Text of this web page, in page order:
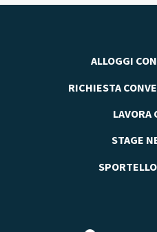
ALLOGGI
RICHIESTA
LAVORA
STAGE